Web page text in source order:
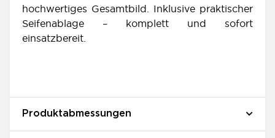
hochwertiges Gesamtbild. Inklusive praktischer
Seifenablage – komplett und sofort
einsatzbereit.
Produktabmessungen